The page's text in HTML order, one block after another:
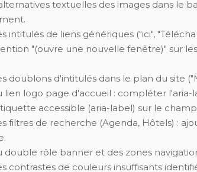
textuelles des images dans le
intitulés de liens génériques ("ici",
"(ouvre une nouvelle fenêtre)" sur
doublons d'intitulés dans le plan du site
lien logo page d'accueil : compléter
accessible (aria-label) sur le
filtres de recherche (Agenda, Hôtels) :
double rôle banner et des zones
contrastes de couleurs insuffisants